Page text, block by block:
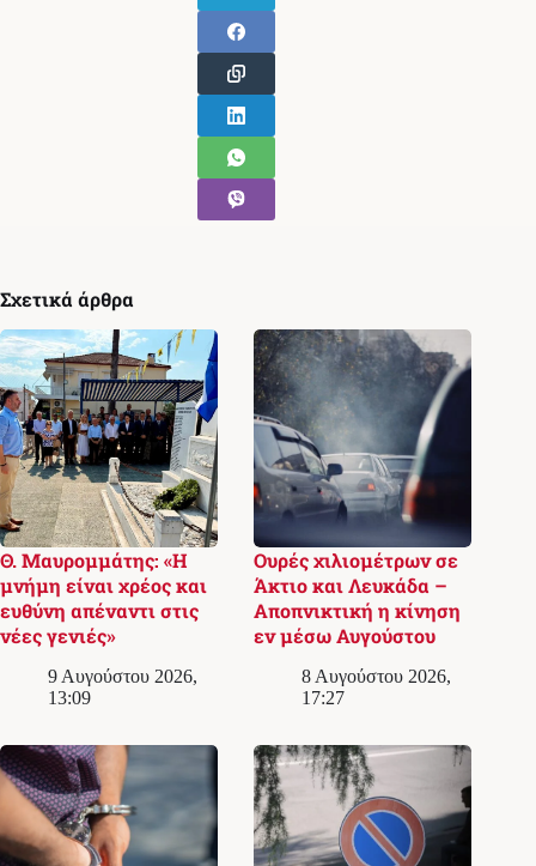
Σχετικά άρθρα
Θ. Μαυρομμάτης: «Η
μνήμη είναι χρέος και
ευθύνη απέναντι στις
νέες γενιές»
9 Αυγούστου 2026,
13:09
Ουρές χιλιομέτρων σε
Άκτιο και Λευκάδα –
Αποπνικτική η κίνηση
εν μέσω Αυγούστου
8 Αυγούστου 2026,
17:27